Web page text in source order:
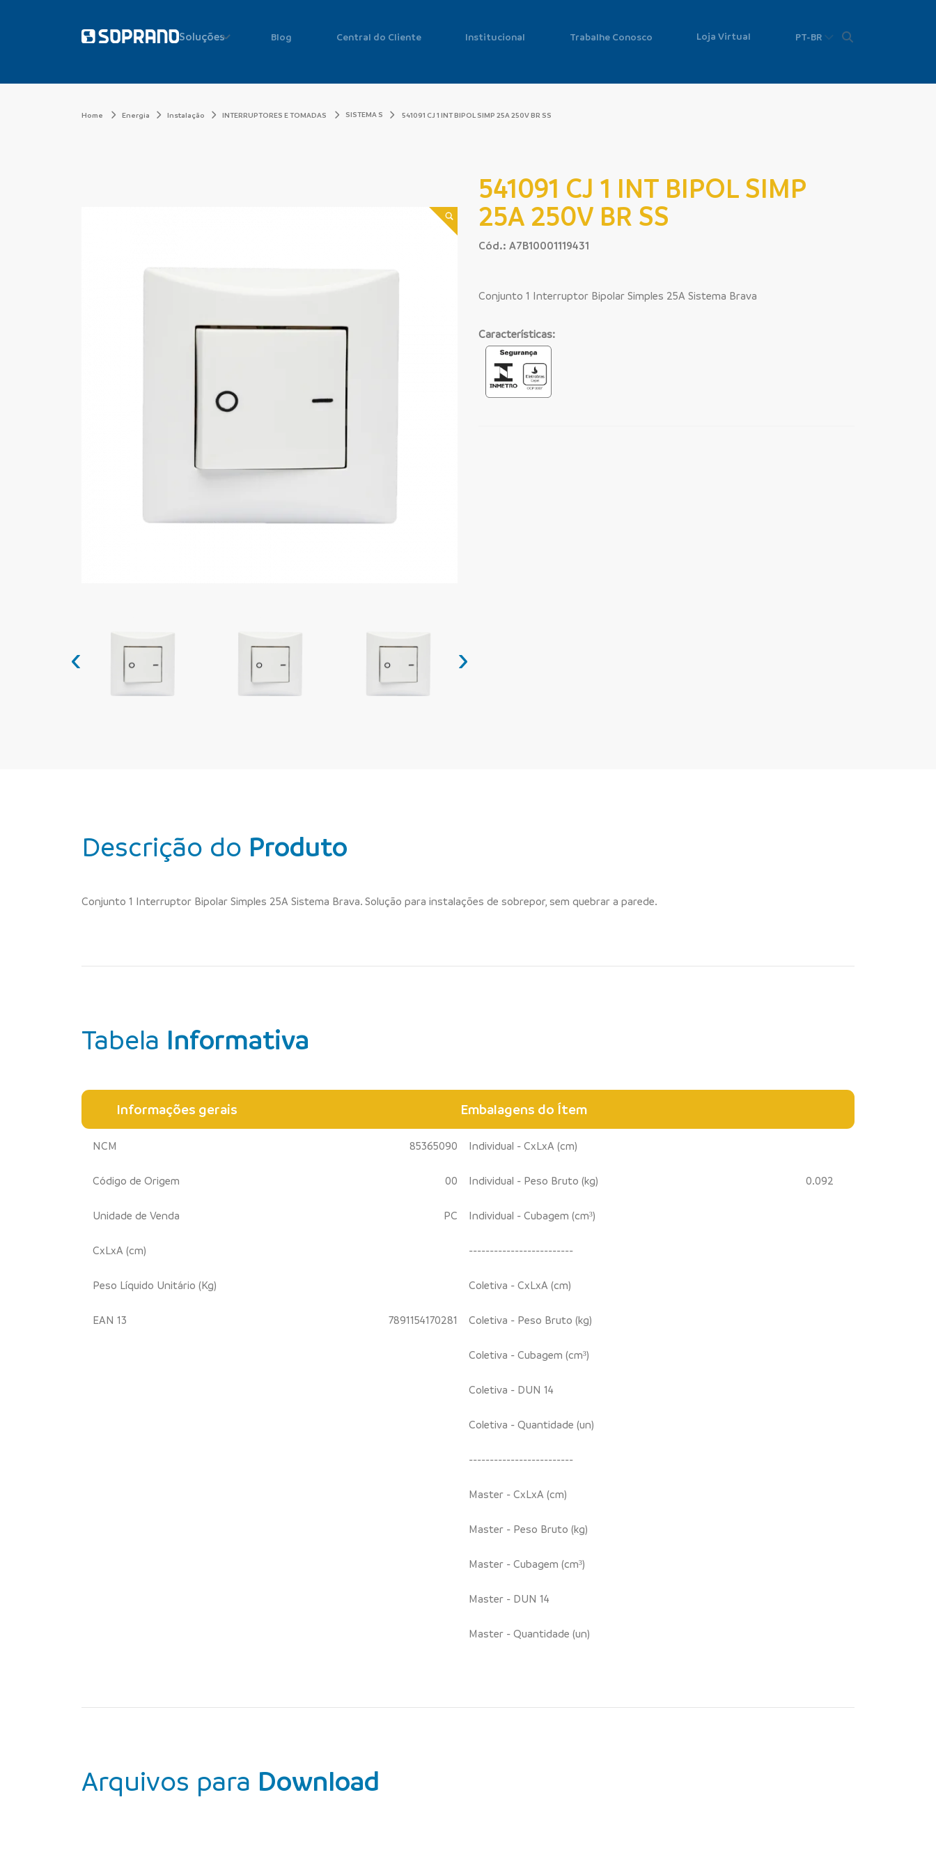
Soluções Blog Central do Cliente Institucional Trabalhe Conosco Loja Virtual PT-BR
Home Energia Instalação INTERRUPTORES E TOMADAS SISTEMA S 541091 CJ 1 INT BIPOL SIMP 25A 250V BR SS
‹ ›
541091 CJ 1 INT BIPOL SIMP
25A 250V BR SS
Cód.: A7B10001119431
Conjunto 1 Interruptor Bipolar Simples 25A Sistema Brava
Características:
Descrição do Produto
Conjunto 1 Interruptor Bipolar Simples 25A Sistema Brava. Solução para instalações de sobrepor, sem quebrar a parede.
Tabela Informativa
Informações gerais Embalagens do Ítem
NCM 85365090
Código de Origem 00
Unidade de Venda PC
CxLxA (cm)
Peso Líquido Unitário (Kg)
EAN 13 7891154170281
Individual - CxLxA (cm)
Individual - Peso Bruto (kg) 0.092
Individual - Cubagem (cm³)
-------------------------
Coletiva - CxLxA (cm)
Coletiva - Peso Bruto (kg)
Coletiva - Cubagem (cm³)
Coletiva - DUN 14
Coletiva - Quantidade (un)
-------------------------
Master - CxLxA (cm)
Master - Peso Bruto (kg)
Master - Cubagem (cm³)
Master - DUN 14
Master - Quantidade (un)
Arquivos para Download